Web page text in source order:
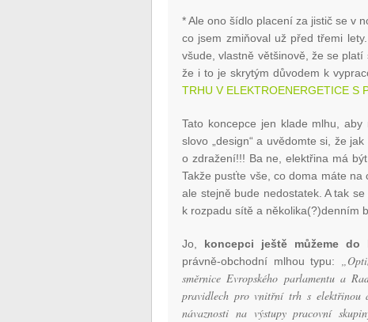
* Ale ono šídlo placení za jistič se v
co jsem zmiňoval už před třemi
všude, vlastně většinově, že se
že i to je skrytým důvodem k
TRHU V ELEKTROENERGETICE S
Tato koncepce jen klade mlhu,
slovo „design“ a uvědomte si, že
o zdražení!!! Ba ne, elektřina má
Takže pusťte vše, co doma máte
ale stejně bude nedostatek. A tak
k rozpadu sítě a několika(?)denním
Jo, koncepci ještě můžeme do
právně-obchodní mlhou typu:
směrnice Evropského parlamentu a
pravidlech pro vnitřní trh s elektřinou
návaznosti na výstupy pracovní